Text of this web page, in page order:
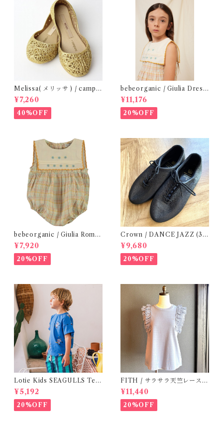
Melissa( メリッサ ) / campa
na ( Gold )28-33
¥7,260
40%OFF
bebeorganic / Giulia Dress
Lagoon Check (2-6y)
¥11,176
20%OFF
bebeorganic / Giulia Romp
er Lagoon Check( 6・12ｍ)
¥7,920
20%OFF
Crown / DANCE JAZZ (3:2
2cm / 6:24-24,5 ) Black
¥9,680
20%OFF
Lotie Kids SEAGULLS Tee
(12m- 8Y)
¥5,192
20%OFF
FITH / サラサラ天竺レースT
シャツ (BL) / 145・155
¥11,440
20%OFF